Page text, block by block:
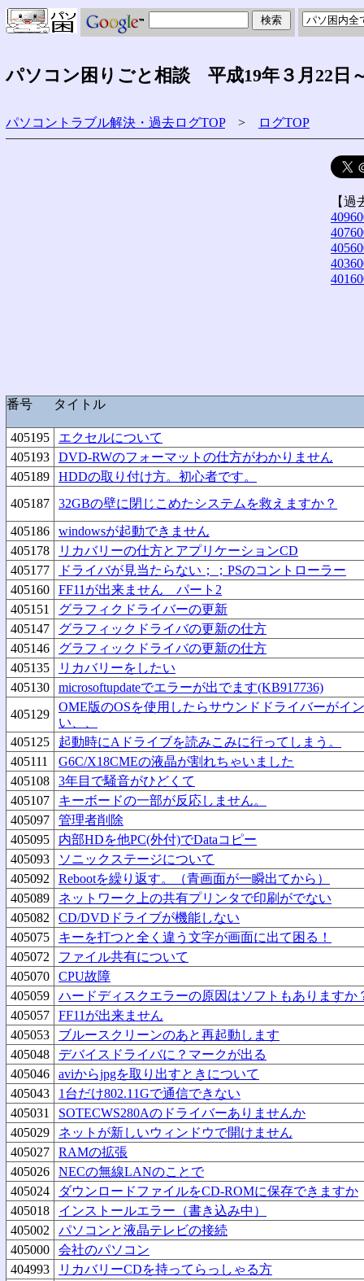
パソコン困りごと相談 平成19年３月22日
パソコントラブル解決・過去ログTOP> ログTOP
【
番号 タイトル
405195
エクセルについて
405193
DVD-RWのフォーマットの仕方がわかりません
405189
HDDの取り付け方。初心者です。
405187
32GBの壁に閉じこめたシステムを救えますか？
405186
windowsが起動できません
405178
リカバリーの仕方とアプリケーションCD
405177
ドライバが見当たらない；；PSのコントローラー
405160
FF11が出来ません パート2
405151
グラフィクドライバーの更新
405147
グラフィックドライバの更新の仕方
405146
グラフィックドライバの更新の仕方
405135
リカバリーをしたい
405130
microsoftupdateでエラーが出でます(KB917736)
405129
OME版のOSを使用したらサウンドドライバーがイ
い、、
405125
起動時にAドライブを読みこみに行ってしまう。
405111
G6C/X18CMEの液晶が割れちゃいました
405108
3年目で騒音がひどくて
405107
キーボードの一部が反応しません。
405097
管理者削除
405095
内部HDを他PC(外付)でDataコピー
405093
ソニックステージについて
405092
Rebootを繰り返す。（青画面が一瞬出てから）
405089
ネットワーク上の共有プリンタで印刷がでない
405082
CD/DVDドライブが機能しない
405075
キーを打つと全く違う文字が画面に出て困る！
405072
ファイル共有について
405070
CPU故障
405059
ハードディスクエラーの原因はソフトもありますか
405057
FF11が出来ません
405053
ブルースクリーンのあと再起動します
405048
デバイスドライバに？マークが出る
405046
aviからjpgを取り出すときについて
405043
1台だけ802.11Gで通信できない
405031
SOTECWS280Aのドライバーありませんか
405029
ネットが新しいウィンドウで開けません
405027
RAMの拡張
405026
NECの無線LANのことで
405024
ダウンロードファイルをCD-ROMに保存できますか
405018
インストールエラー（書き込み中）
405002
パソコンと液晶テレビの接続
405000
会社のパソコン
404993
リカバリーCDを持ってらっしゃる方